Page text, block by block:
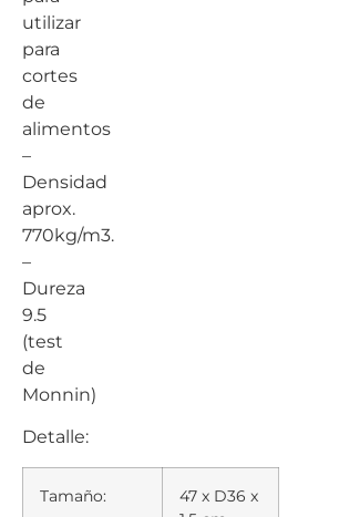
utilizar
para
cortes
de
alimentos
–
Densidad
aprox.
770kg/m3.
–
Dureza
9.5
(test
de
Monnin)
Detalle:
Tamaño:
47 x D36 x